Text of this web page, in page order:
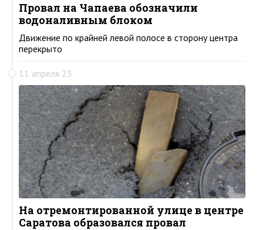
Провал на Чапаева обозначили
водоналивным блоком
Движение по крайней левой полосе в сторону центра
перекрыто
11 апреля 23
На отремонтированной улице в центре
Саратова образовался провал